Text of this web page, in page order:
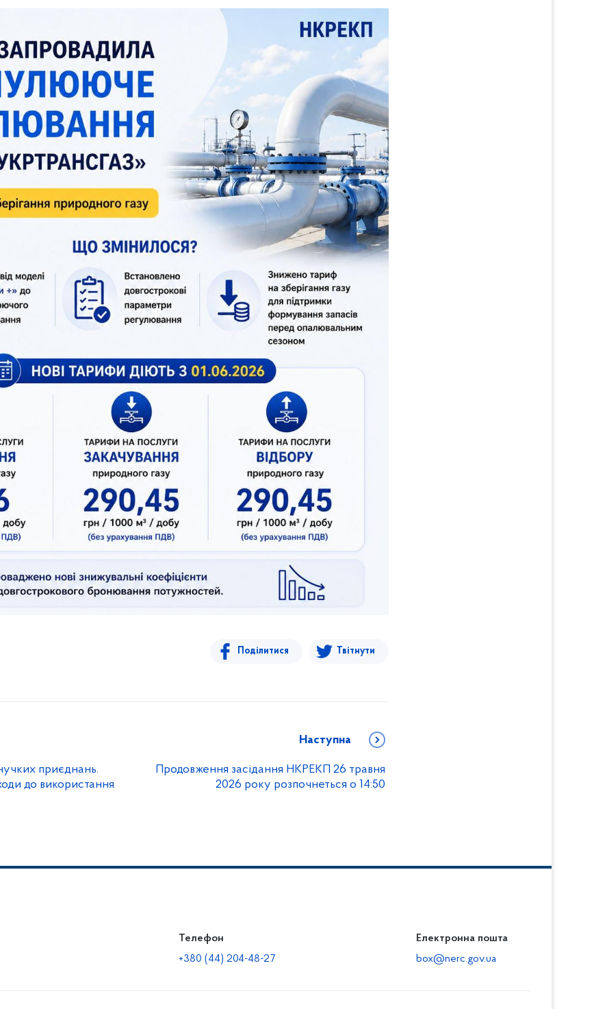
Поділитися Твітнути
приєднань.
до використання
Наступна
Продовження засідання НКРЕКП 26 травня
2026 року розпочнеться о 14:50
Телефон
+380 (44) 204-48-27
Електронна пошта
box@nerc.gov.ua